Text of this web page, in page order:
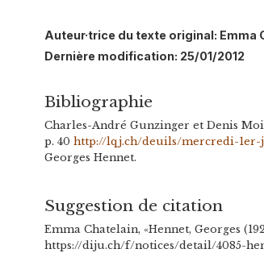
Auteur·trice du texte original: Emma
Dernière modification: 25/01/2012
Bibliographie
Charles-André Gunzinger et Denis
p. 40http://lqj.ch/deuils/mercredi-1er-
Georges Hennet.
Suggestion de citation
Emma Chatelain, «Hennet, Georges
https://diju.ch/f/notices/detail/4085-